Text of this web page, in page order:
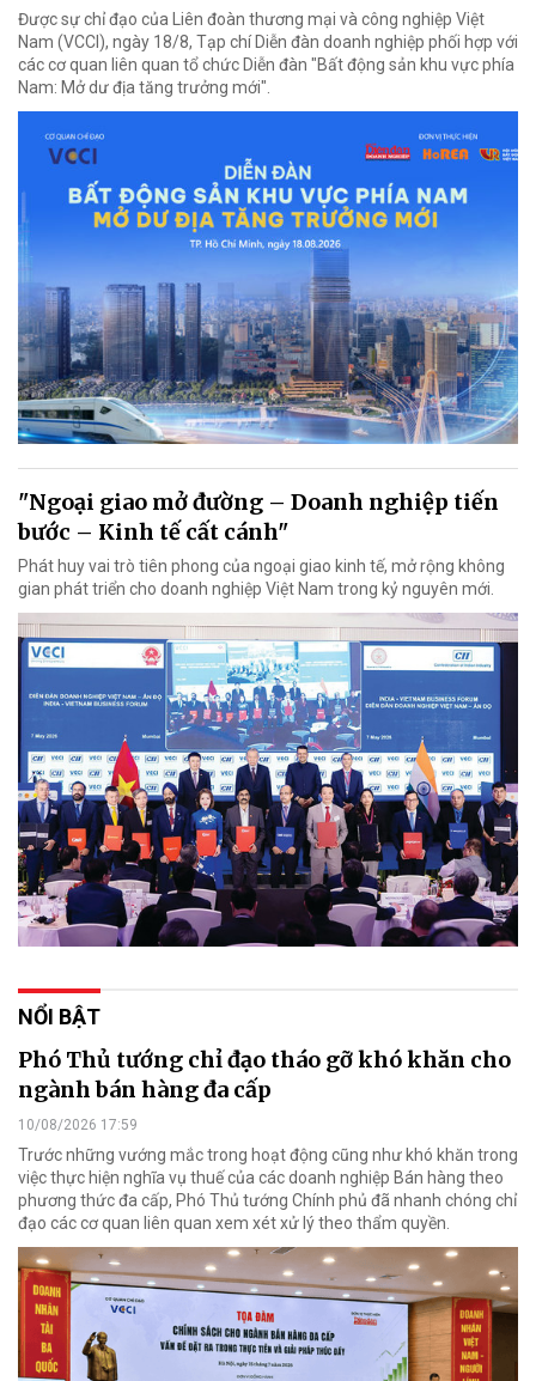
Được sự chỉ đạo của Liên đoàn thương mại và công nghiệp Việt
Nam (VCCI), ngày 18/8, Tạp chí Diễn đàn doanh nghiệp phối hợp với
các cơ quan liên quan tổ chức Diễn đàn "Bất động sản khu vực phía
Nam: Mở dư địa tăng trưởng mới".
"Ngoại giao mở đường – Doanh nghiệp tiến
bước – Kinh tế cất cánh"
Phát huy vai trò tiên phong của ngoại giao kinh tế, mở rộng không
gian phát triển cho doanh nghiệp Việt Nam trong kỷ nguyên mới.
NỔI BẬT
Phó Thủ tướng chỉ đạo tháo gỡ khó khăn cho
ngành bán hàng đa cấp
10/08/2026 17:59
Trước những vướng mắc trong hoạt động cũng như khó khăn trong
việc thực hiện nghĩa vụ thuế của các doanh nghiệp Bán hàng theo
phương thức đa cấp, Phó Thủ tướng Chính phủ đã nhanh chóng chỉ
đạo các cơ quan liên quan xem xét xử lý theo thẩm quyền.